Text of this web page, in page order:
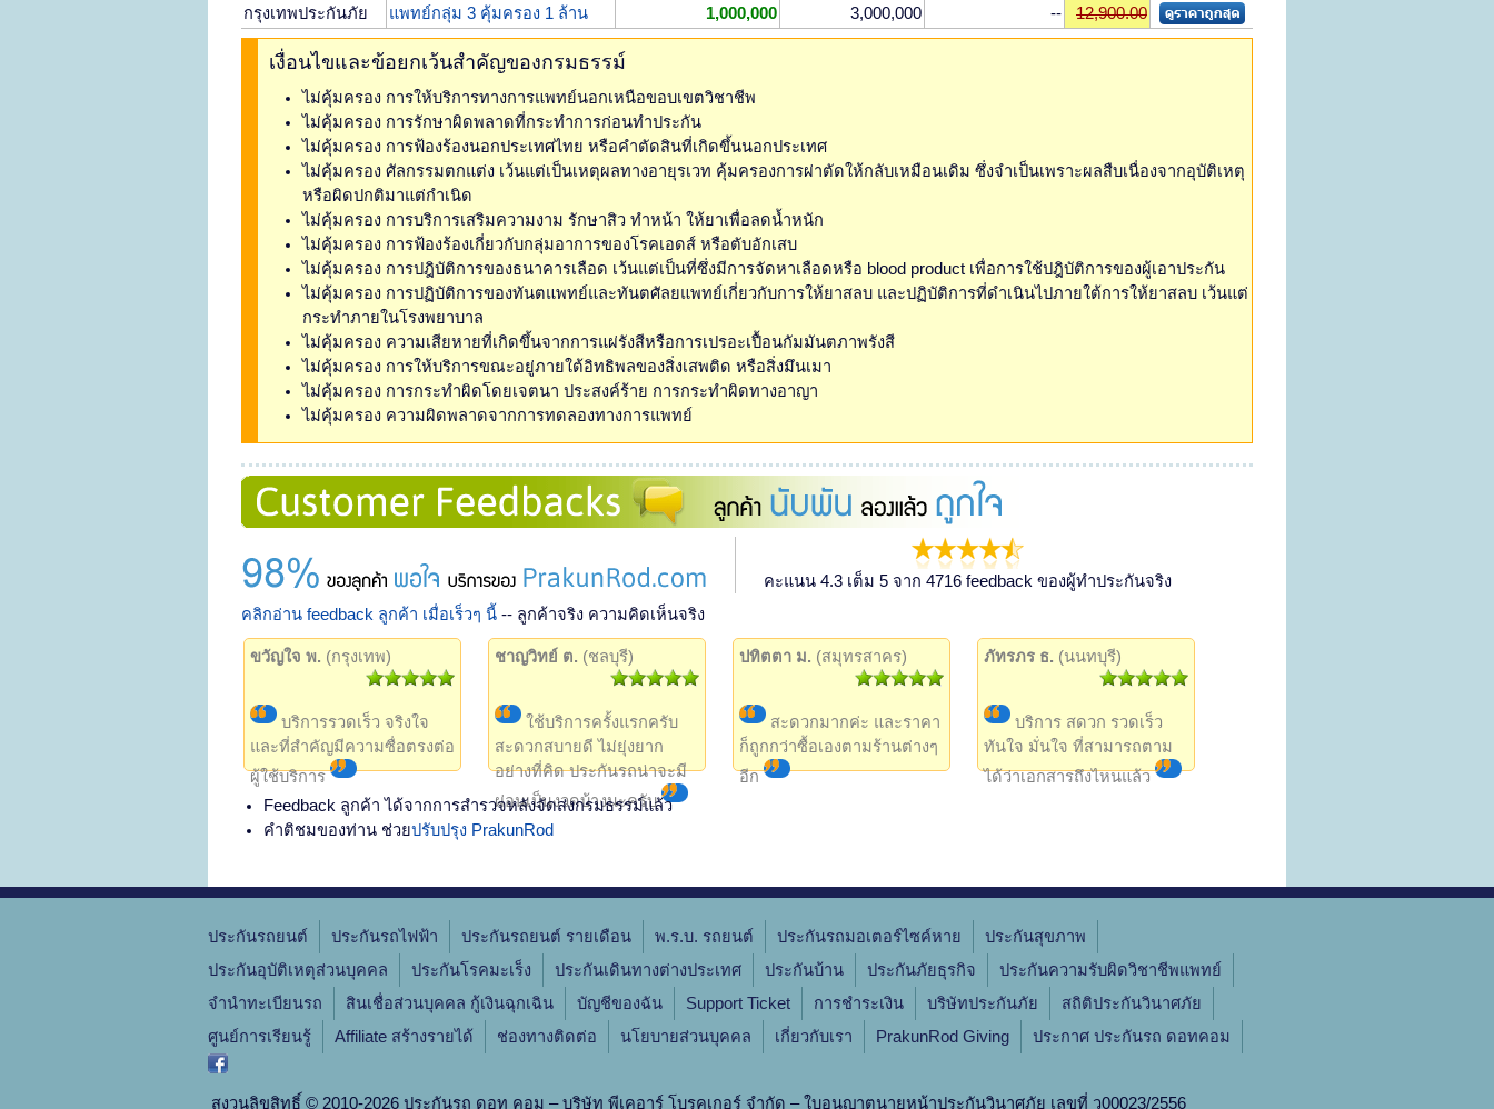
กรุงเทพประกันภัย
แพทย์กลุ่ม 3 คุ้มครอง 1 ล้าน 1,000,000 3,000,000 -- 12,900.00
เงื่อนไขและข้อยกเว้นสำคัญของกรมธรรม์
ไม่คุ้มครอง การให้บริการทางการแพทย์นอกเหนือขอบเขตวิชาชีพ
ไม่คุ้มครอง การรักษาผิดพลาดที่กระทำการก่อนทำประกัน
ไม่คุ้มครอง การฟ้องร้องนอกประเทศไทย หรือคำตัดสินที่เกิดขึ้นนอกประเทศ
ไม่คุ้มครอง ศัลกรรมตกแต่ง เว้นแต่เป็นเหตุผลทางอายุรเวท คุ้มครองการผ่าตัดให้กลับเหมือนเดิม ซึ่งจำเป็นเพราะผลสืบเนื่องจากอุบัติเหตุ
หรือผิดปกติมาแต่กำเนิด
ไม่คุ้มครอง การบริการเสริมความงาม รักษาสิว ทำหน้า ให้ยาเพื่อลดน้ำหนัก
ไม่คุ้มครอง การฟ้องร้องเกี่ยวกับกลุ่มอาการของโรคเอดส์ หรือตับอักเสบ
ไม่คุ้มครอง การปฎิบัติการของธนาคารเลือด เว้นแต่เป็นที่ซึ่งมีการจัดหาเลือดหรือ blood product เพื่อการใช้ปฎิบัติการของผู้เอาประกัน
ไม่คุ้มครอง การปฏิบัติการของทันตแพทย์และทันตศัลยแพทย์เกี่ยวกับการให้ยาสลบ และปฏิบัติการที่ดำเนินไปภายใต้การให้ยาสลบ เว้นแต่
กระทำภายในโรงพยาบาล
ไม่คุ้มครอง ความเสียหายที่เกิดขึ้นจากการแผ่รังสีหรือการเปรอะเปื้อนกัมมันตภาพรังสี
ไม่คุ้มครอง การให้บริการขณะอยู่ภายใต้อิทธิพลของสิ่งเสพติด หรือสิ่งมึนเมา
ไม่คุ้มครอง การกระทำผิดโดยเจตนา ประสงค์ร้าย การกระทำผิดทางอาญา
ไม่คุ้มครอง ความผิดพลาดจากการทดลองทางการแพทย์
คะแนน 4.3 เต็ม 5 จาก 4716 feedback ของผู้ทำประกันจริง
คลิกอ่าน feedback ลูกค้า เมื่อเร็วๆ นี้ -- ลูกค้าจริง ความคิดเห็นจริง
ขวัญใจ พ. (กรุงเทพ)
บริการรวดเร็ว จริงใจ
และที่สำคัญมีความซื่อตรงต่อ
ผู้ใช้บริการ
ชาญวิทย์ ต. (ชลบุรี)
ใช้บริการครั้งแรกครับ
สะดวกสบายดี ไม่ยุ่งยาก
อย่างที่คิด ประกันรถน่าจะมี
ผ่อนเป็นงวดบ้างนะครับ
ปทิตตา ม. (สมุทรสาคร)
สะดวกมากค่ะ และราคา
ก็ถูกกว่าซื้อเองตามร้านต่างๆ
อีก
ภัทรภร ธ. (นนทบุรี)
บริการ สดวก รวดเร็ว
ทันใจ มั่นใจ ที่สามารถตาม
ได้ว่าเอกสารถึงไหนแล้ว
Feedback ลูกค้า ได้จากการสำรวจหลังจัดส่งกรมธรรม์แล้ว
คำติชมของท่าน ช่วยปรับปรุง PrakunRod
ประกันรถยนต์ ประกันรถไฟฟ้า ประกันรถยนต์ รายเดือน พ.ร.บ. รถยนต์ ประกันรถมอเตอร์ไซค์หาย
ประกันสุขภาพ
ประกันอุบัติเหตุส่วนบุคคล
ประกันโรคมะเร็ง ประกันเดินทางต่างประเทศ ประกันบ้าน ประกันภัยธุรกิจ
ประกันความรับผิดวิชาชีพแพทย์
จํานําทะเบียนรถ
สินเชื่อส่วนบุคคล กู้เงินฉุกเฉิน บัญชีของฉัน Support Ticket การชำระเงิน บริษัทประกันภัย
สถิติประกันวินาศภัย
ศูนย์การเรียนรู้
Affiliate สร้างรายได้ ช่องทางติดต่อ นโยบายส่วนบุคคล เกี่ยวกับเรา PrakunRod Giving ประกาศ ประกันรถ ดอทคอม
สงวนลิขสิทธิ์ © 2010-2026 ประกันรถ ดอท คอม – บริษัท พีเคอาร์ โบรคเกอร์ จำกัด – ใบอนุญาตนายหน้าประกันวินาศภัย เลขที่ ว00023/2556